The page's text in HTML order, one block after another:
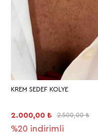
KREM SEDEF KOLYE
2.000,00 ₺ 2.500,00 ₺
%20 indirimli